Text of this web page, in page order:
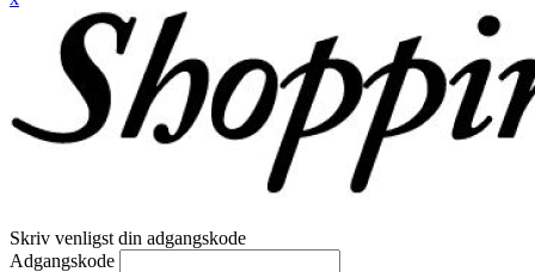
Skriv venligst din adgangskode
Adgangskode